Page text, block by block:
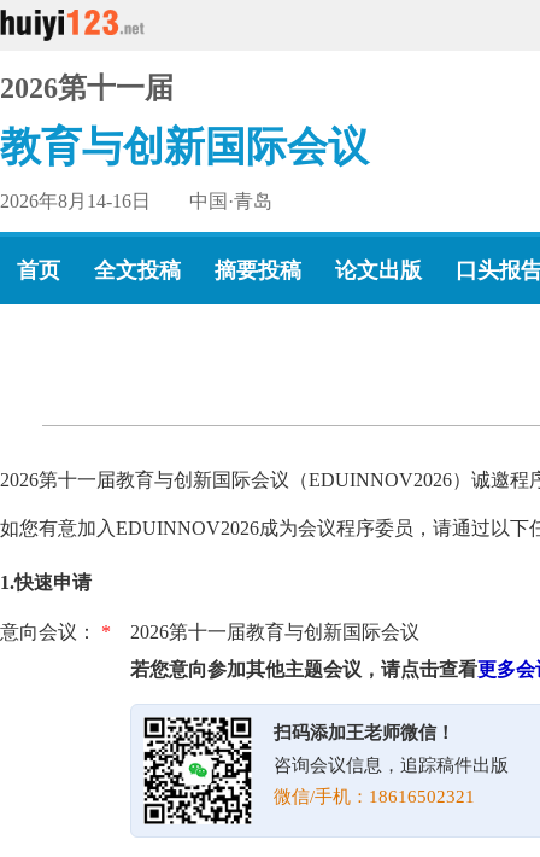
2026第十一届
教育与创新国际会议
2026年8月14-16日 中国·青岛
首页 全文投稿 摘要投稿 论文出版 口头报
2026第十一届教育与创新国际会议（EDUINNOV2026）诚邀程
如您有意加入EDUINNOV2026成为会议程序委员，请通过以下
1.快速申请
意向会议： *
2026第十一届教育与创新国际会议
若您意向参加其他主题会议，请点击查看更多会
扫码添加王老师微信！
咨询会议信息，追踪稿件出版
微信/手机：18616502321